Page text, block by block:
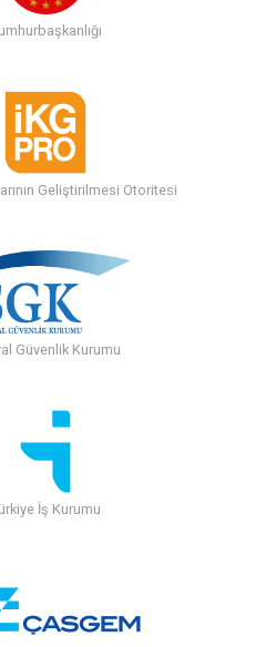
Geliştirilmesi Otoritesi
Güvenlik Kurumu
İş Kurumu